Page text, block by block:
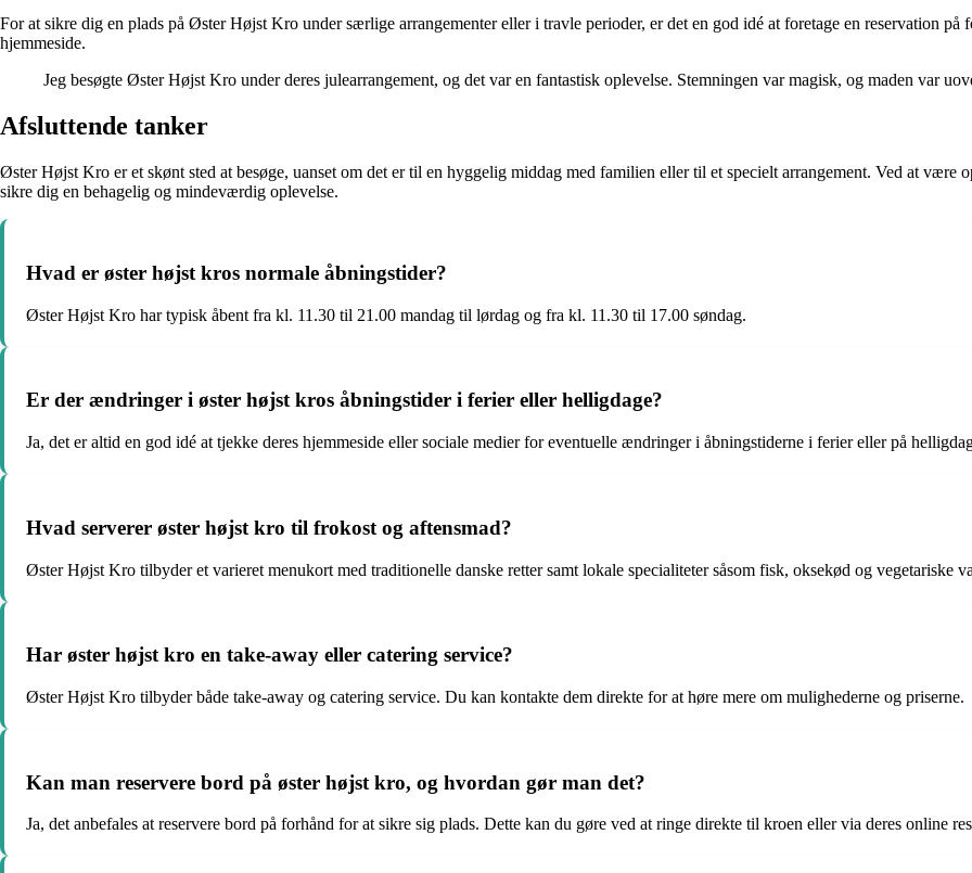
For at sikre dig en plads på Øster Højst Kro under særlige arrangementer eller i travle perioder, er det en god idé at foretage en reservation
hjemmeside.
Jeg besøgte Øster Højst Kro under deres julearrangement, og det var en fantastisk oplevelse. Stemningen var magisk, og maden var
Afsluttende tanker
Øster Højst Kro er et skønt sted at besøge, uanset om det er til en hyggelig middag med familien eller til et specielt arrangement. Ved at
sikre dig en behagelig og mindeværdig oplevelse.
Hvad er øster højst kros normale åbningstider?
Øster Højst Kro har typisk åbent fra kl. 11.30 til 21.00 mandag til lørdag og fra kl. 11.30 til 17.00 søndag.
Er der ændringer i øster højst kros åbningstider i ferier eller helligdage?
Ja, det er altid en god idé at tjekke deres hjemmeside eller sociale medier for eventuelle ændringer i åbningstiderne i ferier eller på
Hvad serverer øster højst kro til frokost og aftensmad?
Øster Højst Kro tilbyder et varieret menukort med traditionelle danske retter samt lokale specialiteter såsom fisk, oksekød og vegetariske
Har øster højst kro en take-away eller catering service?
Øster Højst Kro tilbyder både take-away og catering service. Du kan kontakte dem direkte for at høre mere om mulighederne og priserne.
Kan man reservere bord på øster højst kro, og hvordan gør man det?
Ja, det anbefales at reservere bord på forhånd for at sikre sig plads. Dette kan du gøre ved at ringe direkte til kroen eller via deres online